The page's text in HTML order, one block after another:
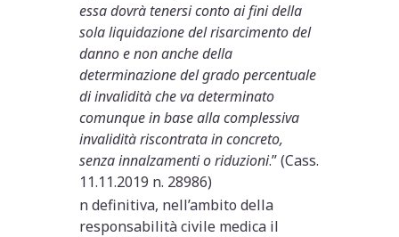
essa dovrà tenersi conto ai fini della
sola liquidazione del risarcimento del
danno e non anche della
determinazione del grado percentuale
di invalidità che va determinato
comunque in base alla complessiva
invalidità riscontrata in concreto,
senza innalzamenti o riduzioni.” (Cass.
11.11.2019 n. 28986)
n definitiva, nell’ambito della
responsabilità civile medica il